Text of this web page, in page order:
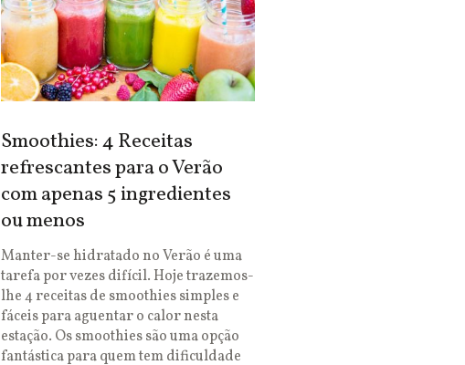
Smoothies: 4 Receitas
refrescantes para o Verão
com apenas 5 ingredientes
ou menos
Manter-se hidratado no Verão é uma
tarefa por vezes difícil. Hoje trazemos-
lhe 4 receitas de smoothies simples e
fáceis para aguentar o calor nesta
estação. Os smoothies são uma opção
fantástica para quem tem dificuldade